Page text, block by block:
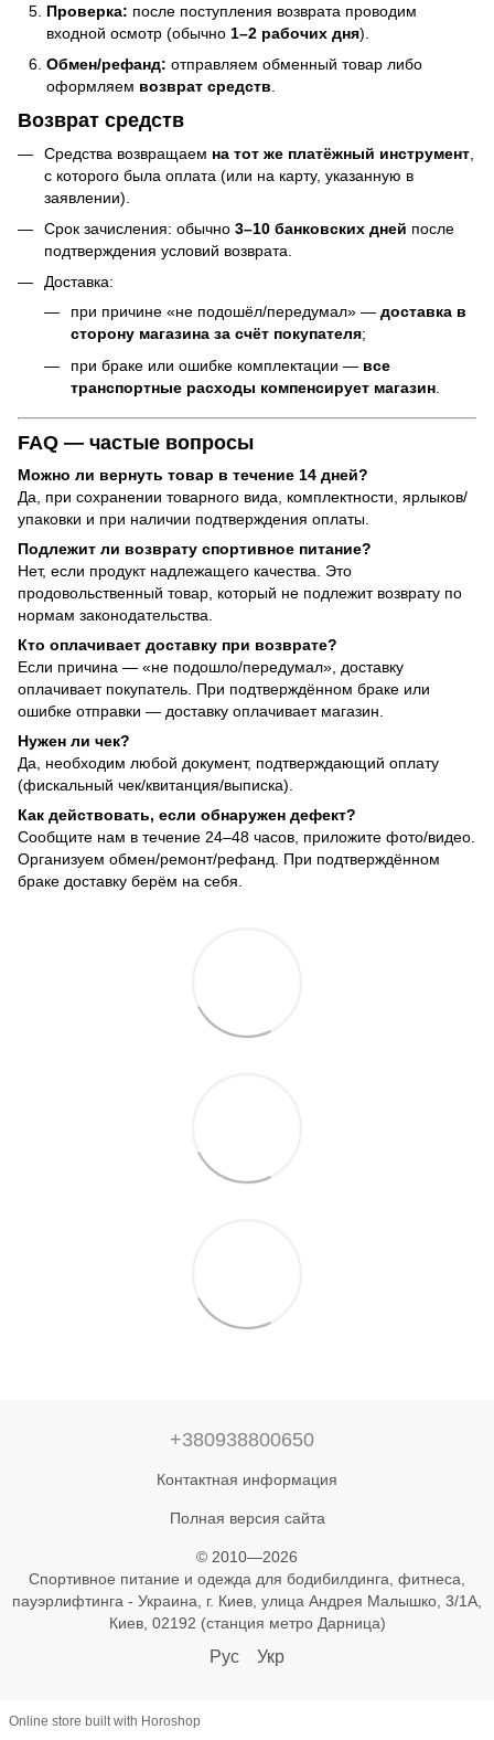
Проверка: после поступления возврата проводим
входной осмотр (обычно 1–2 рабочих дня).
Обмен/рефанд: отправляем обменный товар либо
оформляем возврат средств
Возврат средств
Средства возвращаем на тот же платёжный инструмент
с которого была оплата (или на карту, указанную в
заявлении).
Срок зачисления: обычно 3–10 банковских дней после
подтверждения условий возврата.
Доставка:
при причине «не подошёл/передумал» — доставка в
сторону магазина за счёт покупателя;
при браке или ошибке комплектации — все
транспортные расходы компенсирует магазин
FAQ — частые вопросы
Можно ли вернуть товар в течение 14 дней?
Да, при сохранении товарного вида, комплектности, ярлыков/
упаковки и при наличии подтверждения оплаты.
Подлежит ли возврату спортивное питание?
Нет, если продукт надлежащего качества. Это
продовольственный товар, который не подлежит возврату по
нормам законодательства.
Кто оплачивает доставку при возврате?
Если причина — «не подошло/передумал», доставку
оплачивает покупатель. При подтверждённом браке или
ошибке отправки — доставку оплачивает магазин.
Нужен ли чек?
Да, необходим любой документ, подтверждающий оплату
(фискальный чек/квитанция/выписка).
Как действовать, если обнаружен дефект?
Сообщите нам в течение 24–48 часов, приложите фото/видео.
Организуем обмен/ремонт/рефанд. При подтверждённом
браке доставку берём на себя.
+380938800650
Контактная информация
Полная версия сайта
© 2010—2026
Спортивное питание и одежда для бодибилдинга, фитнеса,
пауэрлифтинга - Украина, г. Киев, улица Андрея Малышко, 3/1А,
Киев, 02192 (станция метро Дарница)
Рус Укр
Online store built with Horoshop